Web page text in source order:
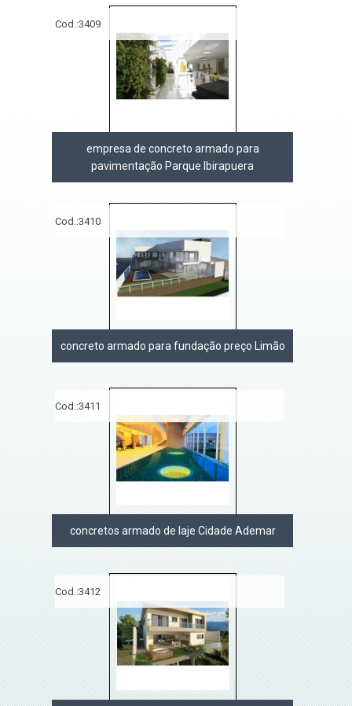
Cod.:3409
empresa de concreto armado para
pavimentação Parque Ibirapuera
Cod.:3410
concreto armado para fundação preço Limão
Cod.:3411
concretos armado de laje Cidade Ademar
Cod.:3412